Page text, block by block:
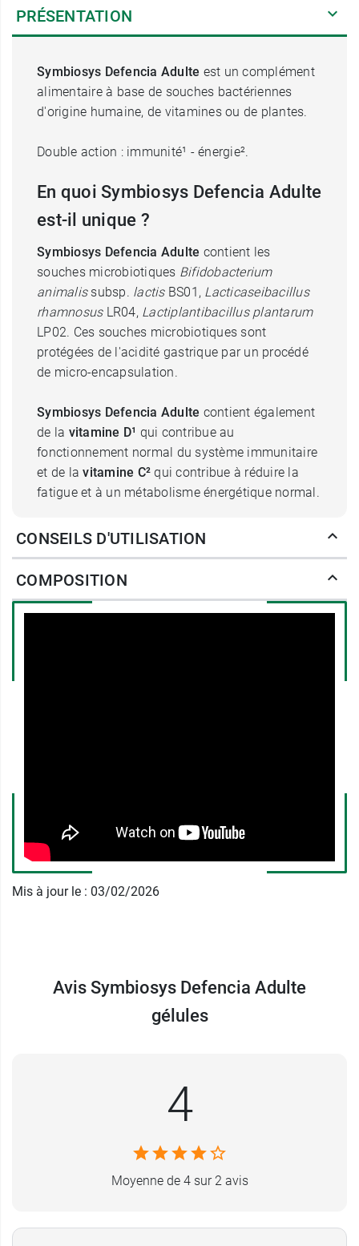
PRÉSENTATION
Symbiosys Defencia Adulte est un complément
alimentaire à base de souches bactériennes
d'origine humaine, de vitamines ou de plantes.
Double action : immunité¹ - énergie².
En quoi Symbiosys Defencia Adulte
est-il unique ?
Symbiosys Defencia Adulte contient les
souches microbiotiques Bifidobacterium
animalissubsp. lactisBS01, Lacticaseibacillus
rhamnosusLR04, Lactiplantibacillus plantarum
LP02. Ces souches microbiotiques sont
protégées de l'acidité gastrique par un procédé
de micro-encapsulation.
Symbiosys Defencia Adulte contient également
de la vitamine D¹ qui contribue au
fonctionnement normal du système immunitaire
et de lavitamine C² qui contribue à réduire la
fatigue et à un métabolisme énergétique normal.
Posologie de Symbiosys Defencia
adulte
prendreSymbiosys Defenciaadultependant la
Fabricant
BIOCODEX
7, avenue Gallieni
94257 GENTILLY Cedex
CONSEILS D'UTILISATION
COMPOSITION
Mis à jour le : 03/02/2026
Avis Symbiosys Defencia Adulte
gélules
4
Moyenne de 4 sur 2 avis